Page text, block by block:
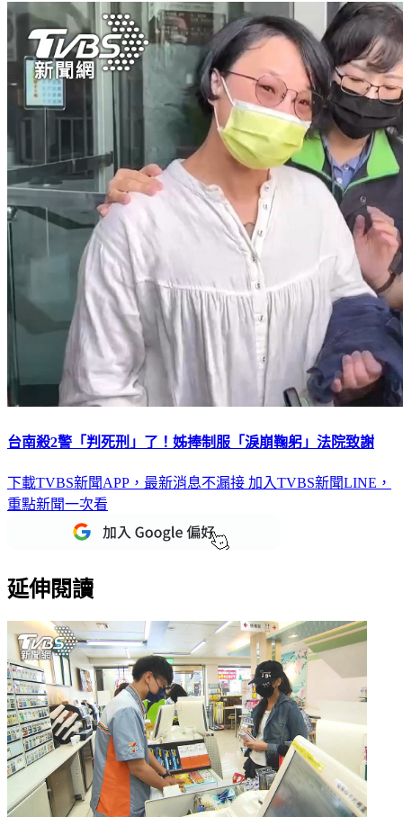
台南殺2警「判死刑」了！姊捧制服「淚崩鞠躬」法院致謝
下載TVBS新聞APP，最新消息不漏接 加入TVBS新聞LINE，
重點新聞一次看
延伸閱讀